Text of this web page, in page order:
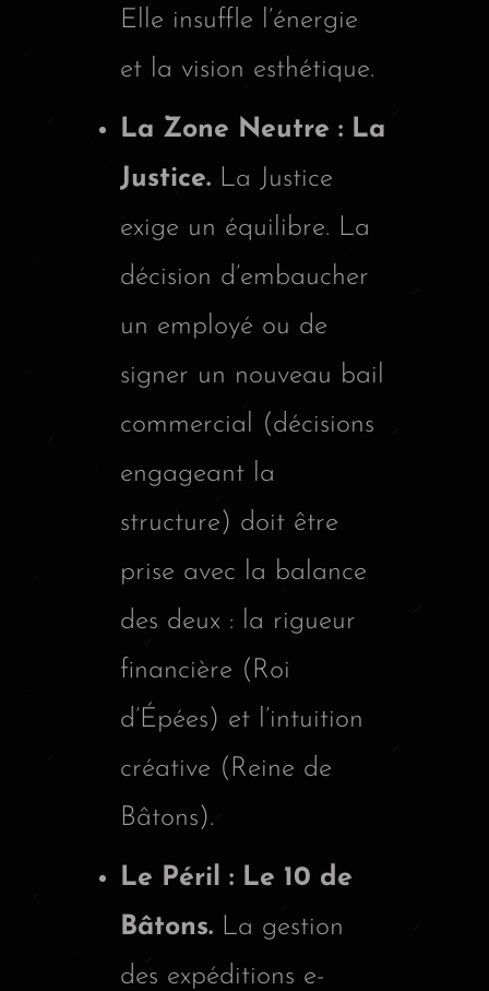
Elle insuffle l’énergie
et la vision esthétique.
La Zone Neutre : La
Justice. La Justice
exige un équilibre. La
décision d’embaucher
un employé ou de
signer un nouveau bail
commercial (décisions
engageant la
structure) doit être
prise avec la balance
des deux : la rigueur
financière (Roi
d’Épées) et l’intuition
créative (Reine de
Bâtons).
Le Péril : Le 10 de
Bâtons. La gestion
des expéditions e-